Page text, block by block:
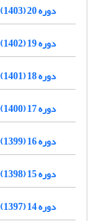
دوره 20 (1403)
دوره 19 (1402)
دوره 18 (1401)
دوره 17 (1400)
دوره 16 (1399)
دوره 15 (1398)
دوره 14 (1397)